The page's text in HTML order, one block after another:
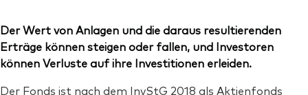
Der Wert von Anlagen und die daraus resultierenden
Erträge können steigen oder fallen, und Investoren
können Verluste auf ihre Investitionen erleiden.
Der Fonds ist nach dem InvStG 2018 als Aktienfonds